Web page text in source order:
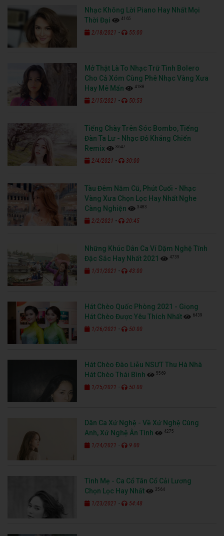
Nhạc Không Lời Piano Hay Nhất Mọi
Thời Đại
4165
2/18/2021 - 55:00
Mở Thật Là To Nhạc Trữ Tình Bolero
Cho Cả Xóm Cùng Phê Nhạc Vàng Xưa
Hay Mê Mẩn
4188
2/15/2021 - 50:53
Tiếng Chày Trên Sóc Bombo, Tiếng
Đàn Ta Lư - Nhạc Đỏ Kháng Chiến
Remix
3647
2/4/2021 - 30:00
Tàu Đêm Năm Cũ, Phút Cuối - Nhạc
Vàng Xưa Chọn Lọc Hay Nhất Nghe
Càng Nghiện
3483
2/2/2021 - 20:45
Những Khúc Dân Ca Ví Dặm Nghệ Tĩnh
Đặc Sắc Hay Nhất 2021
4739
1/31/2021 - 43:00
Hát Chèo Quốc Phòng 2021 - Giọng
Hát Chèo Được Yêu Thích Nhất
6439
1/26/2021 - 50:00
Hát Chèo Đào Liễu NSƯT Thu Hà Nhà
Hát Chèo Thái Bình
5569
1/25/2021 - 50:00
Dân Ca Xứ Nghệ - Về Xứ Nghệ Cùng
Anh, Xứ Nghệ Ân Tình
4275
1/24/2021 - 9:00
Tình Mẹ - Ca Cổ Tân Cổ Cải Lương
Chọn Lọc Hay Nhất
3564
1/23/2021 - 54:48